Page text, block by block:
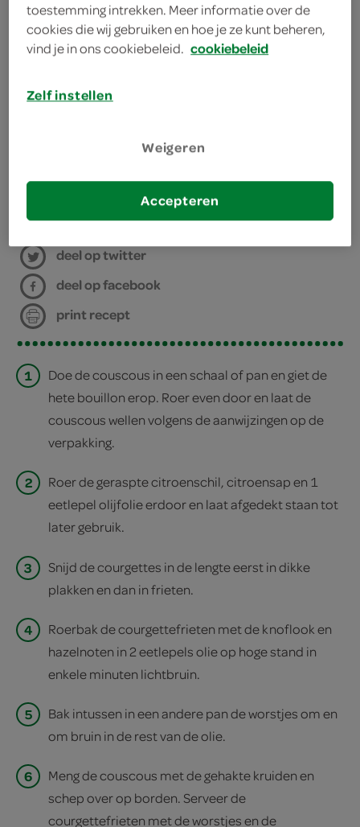
4 eetlepels olijfolie
citroen
bereiden
deel op twitter
deel op facebook
print recept
1
Doe de couscous in een schaal of pan en giet de
hete bouillon erop. Roer even door en laat de
couscous wellen volgens de aanwijzingen op de
verpakking.
2
Roer de geraspte citroenschil, citroensap en 1
eetlepel olijfolie erdoor en laat afgedekt staan tot
later gebruik.
3
Snijd de courgettes in de lengte eerst in dikke
plakken en dan in frieten.
4
Roerbak de courgettefrieten met de knoflook en
hazelnoten in 2 eetlepels olie op hoge stand in
enkele minuten lichtbruin.
5
Bak intussen in een andere pan de worstjes om en
om bruin in de rest van de olie.
6
Meng de couscous met de gehakte kruiden en
schep over op borden. Serveer de
courgettefrieten met de worstjes en de
toestemming intrekken. Meer informatie over de
cookies die wij gebruiken en hoe je ze kunt beheren,
vind je in ons cookiebeleid. cookiebeleid
Zelf instellen
Weigeren
Accepteren